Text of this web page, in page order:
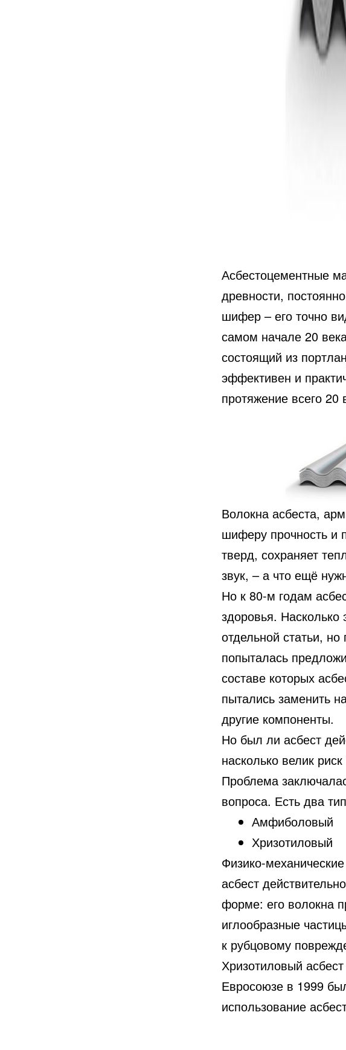
Асбестоцементные
древности,
шифер – его точно
самом начале 20
состоящий из
эффективен и
протяжение всего 20
Волокна асбеста,
шиферу прочность и
тверд, сохраняет
звук, – а что ещё
Но к 80-м годам
здоровья.
отдельной статьи,
попыталась
составе которых
пытались заменить
другие компоненты.
Но был ли асбест
насколько велик
Проблема
вопроса. Есть два
Амфиболовый
Хризотиловый
Физико-
асбест
форме: его волокна
иглообразные
к рубцовому
Хризотиловый
Евросоюзе в 1999
использование